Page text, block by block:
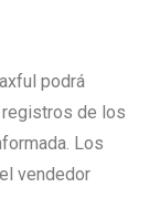
podrá
de los
Los
vendedor